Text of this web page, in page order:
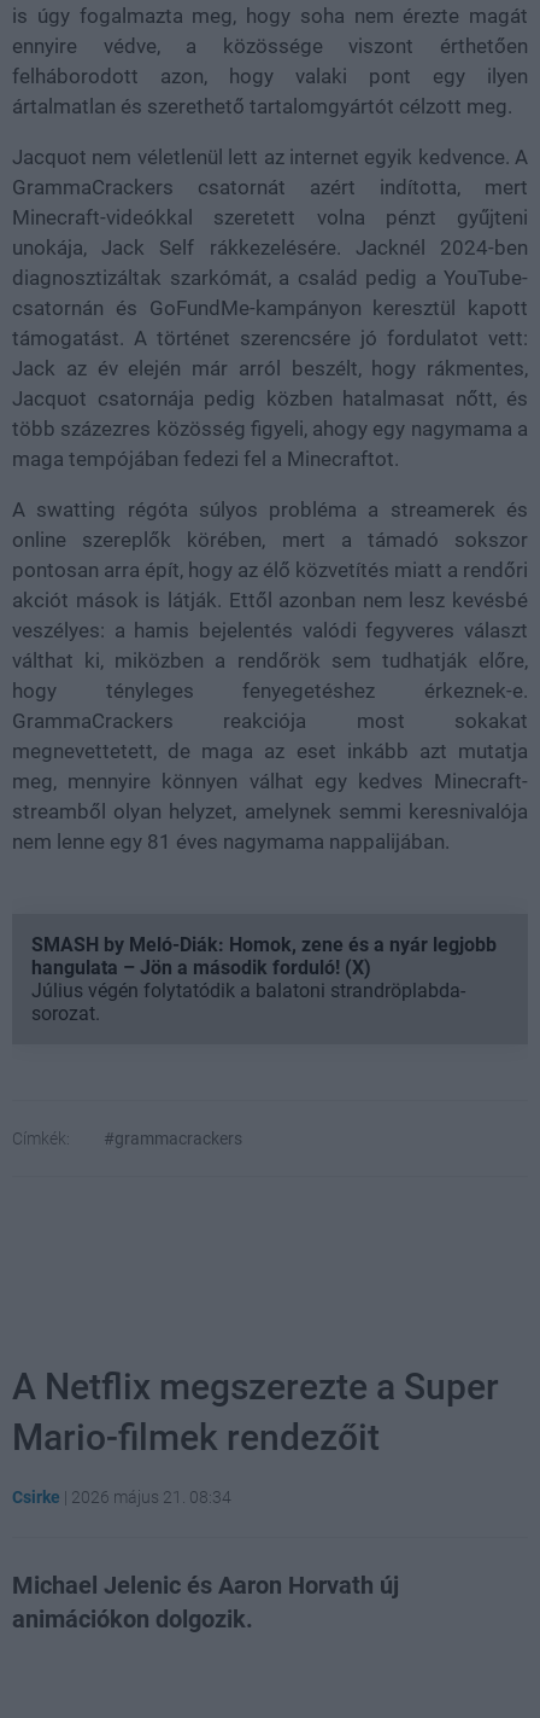
is úgy fogalmazta meg, hogy soha nem érezte magát
ennyire védve, a közössége viszont érthetően
felháborodott azon, hogy valaki pont egy ilyen
ártalmatlan és szerethető tartalomgyártót célzott meg.
Jacquot nem véletlenül lett az internet egyik kedvence. A
GrammaCrackers csatornát azért indította, mert
Minecraft-videókkal szeretett volna pénzt gyűjteni
unokája, Jack Self rákkezelésére. Jacknél 2024-ben
diagnosztizáltak szarkómát, a család pedig a YouTube-
csatornán és GoFundMe-kampányon keresztül kapott
támogatást. A történet szerencsére jó fordulatot vett:
Jack az év elején már arról beszélt, hogy rákmentes,
Jacquot csatornája pedig közben hatalmasat nőtt, és
több százezres közösség figyeli, ahogy egy nagymama a
maga tempójában fedezi fel a Minecraftot.
A swatting régóta súlyos probléma a streamerek és
online szereplők körében, mert a támadó sokszor
pontosan arra épít, hogy az élő közvetítés miatt a rendőri
akciót mások is látják. Ettől azonban nem lesz kevésbé
veszélyes: a hamis bejelentés valódi fegyveres választ
válthat ki, miközben a rendőrök sem tudhatják előre,
hogy tényleges fenyegetéshez érkeznek-e.
GrammaCrackers reakciója most sokakat
megnevettetett, de maga az eset inkább azt mutatja
meg, mennyire könnyen válhat egy kedves Minecraft-
streamből olyan helyzet, amelynek semmi keresnivalója
nem lenne egy 81 éves nagymama nappalijában.
SMASH by Meló-Diák: Homok, zene és a nyár legjobb
hangulata – Jön a második forduló! (X)
Július végén folytatódik a balatoni strandröplabda-
sorozat.
Címkék: #grammacrackers
A Netflix megszerezte a Super
Mario-filmek rendezőit
Csirke | 2026 május 21. 08:34
Michael Jelenic és Aaron Horvath új
animációkon dolgozik.